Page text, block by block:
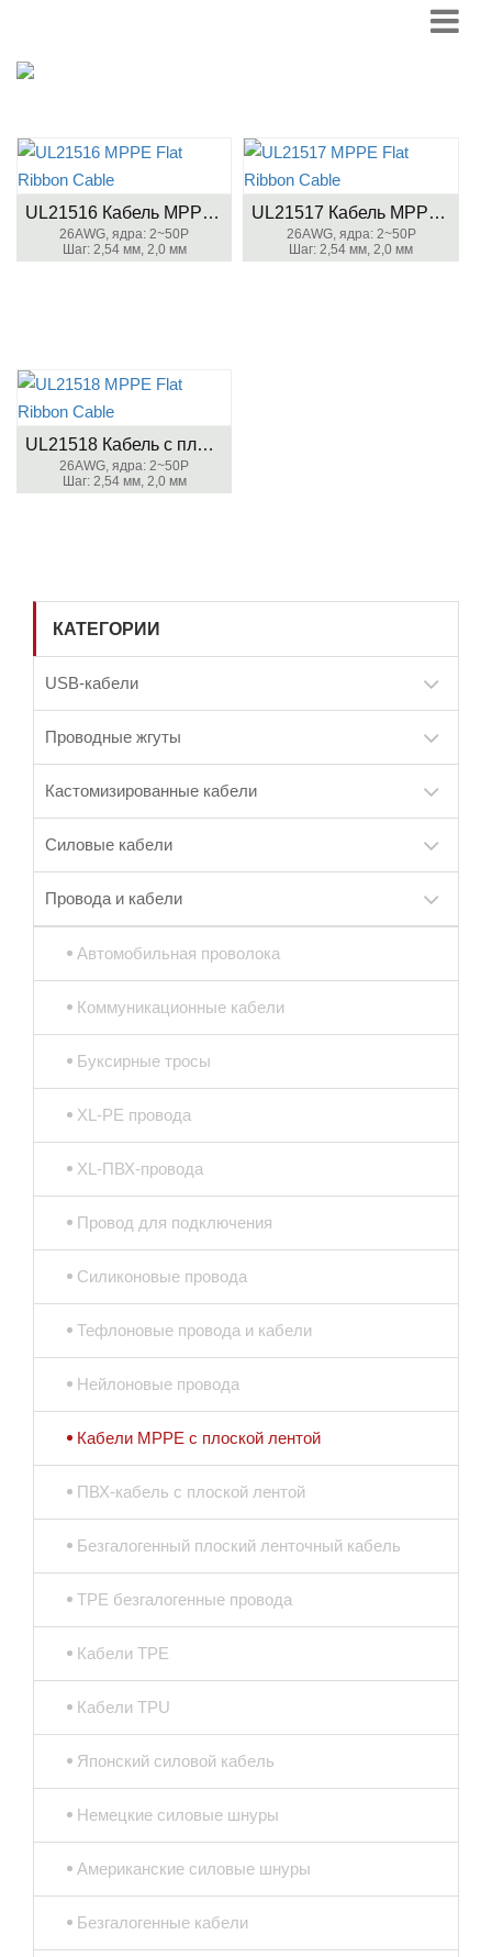
UL21516 Кабель MPPE с плоской лентой
26AWG, ядра: 2~50P
Шаг: 2,54 мм, 2,0 мм
UL21517 Кабель MPPE с плоской лентой
26AWG, ядра: 2~50P
Шаг: 2,54 мм, 2,0 мм
UL21518 Кабель с плоской лентой MPPE
26AWG, ядра: 2~50P
Шаг: 2,54 мм, 2,0 мм
КАТЕГОРИИ
USB-кабели
Проводные жгуты
Кастомизированные кабели
Силовые кабели
Провода и кабели
Автомобильная проволока
Коммуникационные кабели
Буксирные тросы
XL-PE провода
XL-ПВХ-провода
Провод для подключения
Силиконовые провода
Тефлоновые провода и кабели
Нейлоновые провода
Кабели MPPE с плоской лентой
ПВХ-кабель с плоской лентой
Безгалогенный плоский ленточный кабель
TPE безгалогенные провода
Кабели TPE
Кабели TPU
Японский силовой кабель
Немецкие силовые шнуры
Американские силовые шнуры
Безгалогенные кабели